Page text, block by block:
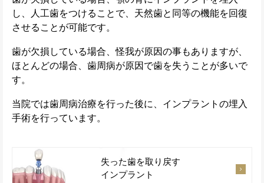
し、人工歯をつけることで、天然歯と同等の機能を回復
させることが可能です。
歯が欠損している場合、怪我が原因の事もありますが、
ほとんどの場合、歯周病が原因で歯を失うことが多いで
す。
当院では歯周病治療を行った後に、インプラントの埋入
手術を行っています。
失った歯を取り戻す
インプラント